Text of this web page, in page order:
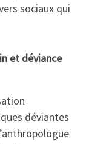
sociaux qui
et déviance
déviantes